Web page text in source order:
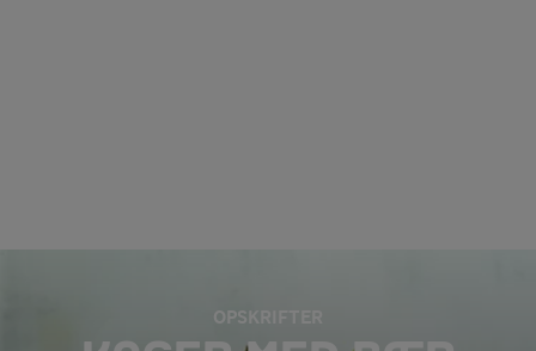
OPSKRIFTER